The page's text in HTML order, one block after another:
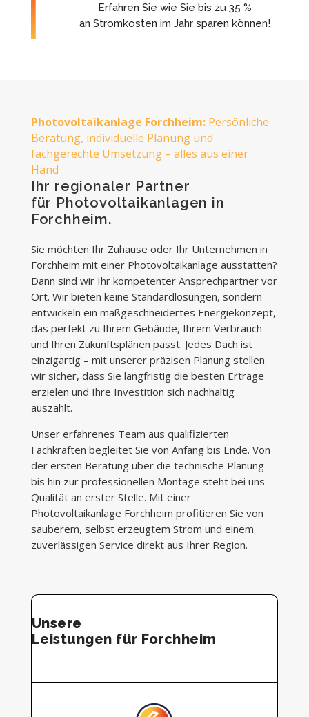
Erfahren Sie wie Sie bis zu 35 %
an Stromkosten im Jahr sparen können!
Photovoltaikanlage Forchheim:Persönliche
Beratung, individuelle Planung und
fachgerechte Umsetzung – alles aus einer
Hand
Ihr regionaler Partner
für Photovoltaikanlagen in
Forchheim.
Sie möchten Ihr Zuhause oder Ihr Unternehmen in
Forchheim mit einer Photovoltaikanlage ausstatten?
Dann sind wir Ihr kompetenter Ansprechpartner vor
Ort. Wir bieten keine Standardlösungen, sondern
entwickeln ein maßgeschneidertes Energiekonzept,
das perfekt zu Ihrem Gebäude, Ihrem Verbrauch
und Ihren Zukunftsplänen passt. Jedes Dach ist
einzigartig – mit unserer präzisen Planung stellen
wir sicher, dass Sie langfristig die besten Erträge
erzielen und Ihre Investition sich nachhaltig
auszahlt.
Unser erfahrenes Team aus qualifizierten
Fachkräften begleitet Sie von Anfang bis Ende. Von
der ersten Beratung über die technische Planung
bis hin zur professionellen Montage steht bei uns
Qualität an erster Stelle. Mit einer
Photovoltaikanlage Forchheim profitieren Sie von
sauberem, selbst erzeugtem Strom und einem
zuverlässigen Service direkt aus Ihrer Region.
Unsere
Leistungen für Forchheim